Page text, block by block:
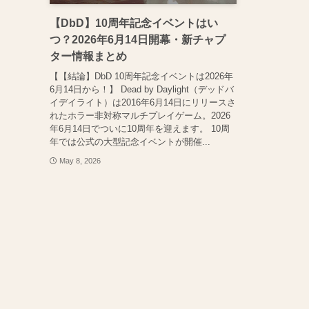
【DbD】10周年記念イベントはい
つ？2026年6月14日開幕・新チャプ
ター情報まとめ
【【結論】DbD 10周年記念イベントは2026年
6月14日から！】 Dead by Daylight（デッドバ
イデイライト）は2016年6月14日にリリースさ
れたホラー非対称マルチプレイゲーム。2026
年6月14日でついに10周年を迎えます。 10周
年では公式の大型記念イベントが開催...
May 8, 2026